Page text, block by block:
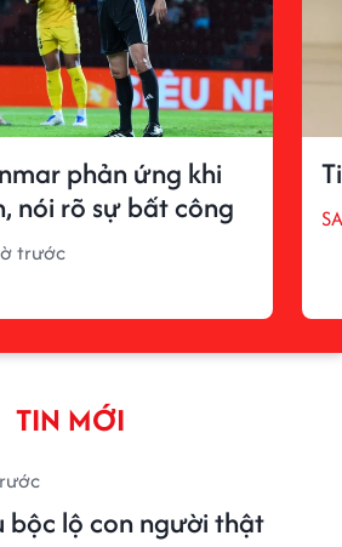
phản ứng khi
nói rõ sự bất công
trước
TIN MỚI
bộc lộ con người thật